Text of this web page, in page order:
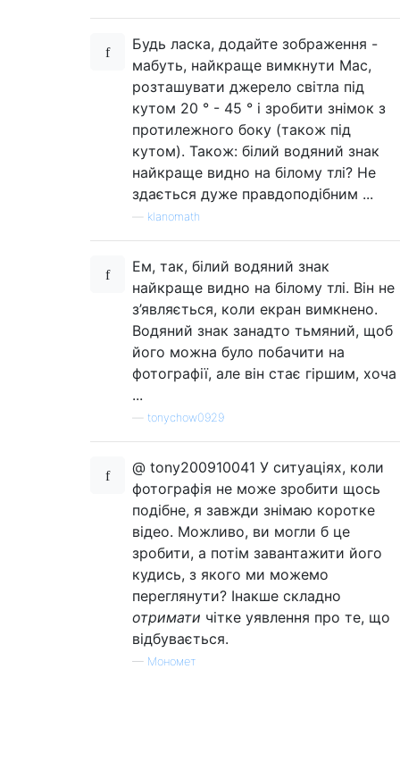
Будь ласка, додайте зображення -
мабуть, найкраще вимкнути Mac,
розташувати джерело світла під
кутом 20 ° - 45 ° і зробити знімок з
протилежного боку (також під
кутом). Також: білий водяний знак
найкраще видно на білому тлі? Не
здається дуже правдоподібним ...
klanomath
Ем, так, білий водяний знак
найкраще видно на білому тлі. Він не
з’являється, коли екран вимкнено.
Водяний знак занадто тьмяний, щоб
його можна було побачити на
фотографії, але він стає гіршим, хоча
...
tonychow0929
@ tony200910041 У ситуаціях, коли
фотографія не може зробити щось
подібне, я завжди знімаю коротке
відео. Можливо, ви могли б це
зробити, а потім завантажити його
кудись, з якого ми можемо
переглянути? Інакше складно
отримати чітке уявлення про те, що
відбувається.
— Мономет